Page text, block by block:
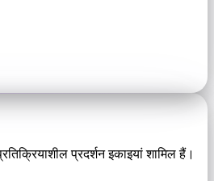
प्रदर्शन इकाइयां शामिल हैं।